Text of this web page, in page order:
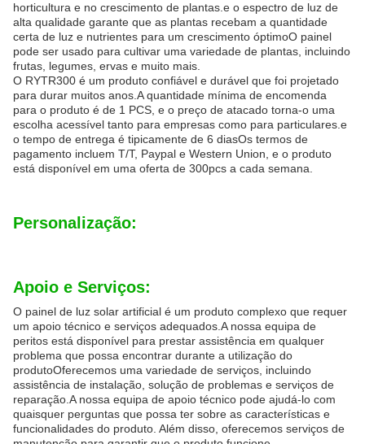
horticultura e no crescimento de plantas.e o espectro de luz de
alta qualidade garante que as plantas recebam a quantidade
certa de luz e nutrientes para um crescimento óptimoO painel
pode ser usado para cultivar uma variedade de plantas, incluindo
frutas, legumes, ervas e muito mais.
O RYTR300 é um produto confiável e durável que foi projetado
para durar muitos anos.A quantidade mínima de encomenda
para o produto é de 1 PCS, e o preço de atacado torna-o uma
escolha acessível tanto para empresas como para particulares.e
o tempo de entrega é tipicamente de 6 diasOs termos de
pagamento incluem T/T, Paypal e Western Union, e o produto
está disponível em uma oferta de 300pcs a cada semana.
Personalização:
Apoio e Serviços:
O painel de luz solar artificial é um produto complexo que requer
um apoio técnico e serviços adequados.A nossa equipa de
peritos está disponível para prestar assistência em qualquer
problema que possa encontrar durante a utilização do
produtoOferecemos uma variedade de serviços, incluindo
assistência de instalação, solução de problemas e serviços de
reparação.A nossa equipa de apoio técnico pode ajudá-lo com
quaisquer perguntas que possa ter sobre as características e
funcionalidades do produto. Além disso, oferecemos serviços de